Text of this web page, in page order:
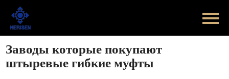
Главная
Новости
Заводы которые покупают
штыревые гибкие муфты